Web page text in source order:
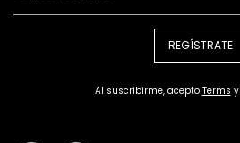
REGÍSTRATE
Al suscribirme, acepto Terms y